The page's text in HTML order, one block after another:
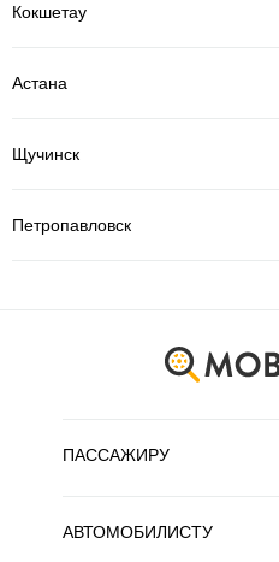
Кокшетау
Астана
Щучинск
Петропавловск
ПАССАЖИРУ
АВТОМОБИЛИСТУ